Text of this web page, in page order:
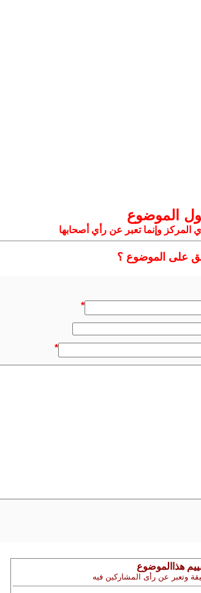
الموضوع
المركز وإنما تعبر عن رأي أصحابها
على الموضوع ؟
*
*
هذاالموضوع
وتعبر عن رأى المشاركين فيه